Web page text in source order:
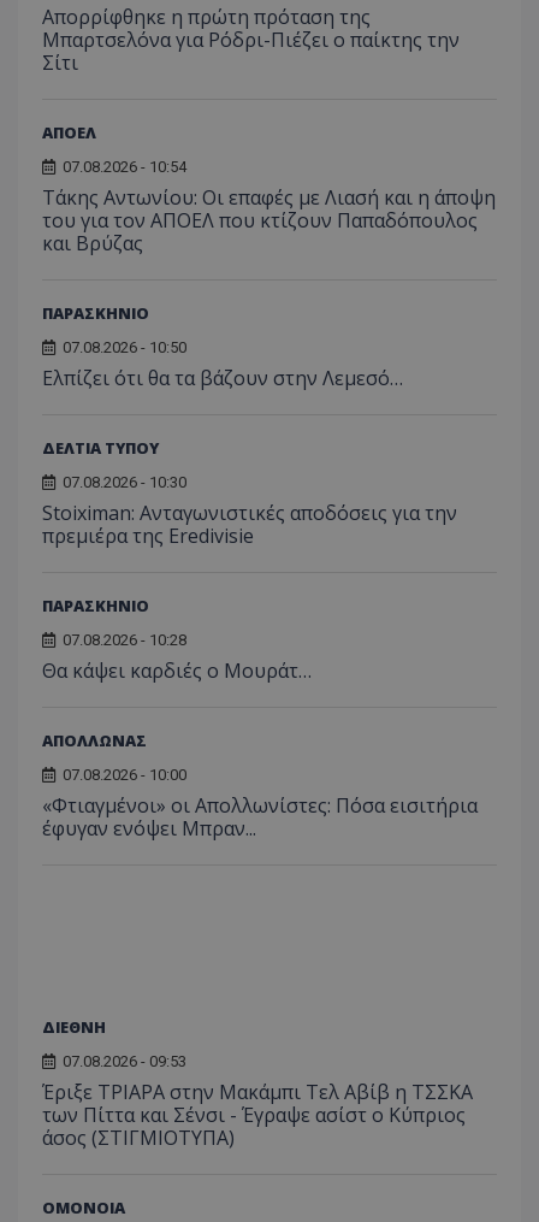
Απορρίφθηκε η πρώτη πρόταση της
Μπαρτσελόνα για Ρόδρι-Πιέζει ο παίκτης την
Σίτι
ΑΠΟΕΛ
07.08.2026 - 10:54
Τάκης Αντωνίου: Οι επαφές με Λιασή και η άποψη
του για τον ΑΠΟΕΛ που κτίζουν Παπαδόπουλος
και Βρύζας
ΠΑΡΑΣΚΗΝΙΟ
07.08.2026 - 10:50
Ελπίζει ότι θα τα βάζουν στην Λεμεσό…
ΔΕΛΤΙΑ ΤΥΠΟΥ
07.08.2026 - 10:30
Stoiximan: Ανταγωνιστικές αποδόσεις για την
πρεμιέρα της Eredivisie
ΠΑΡΑΣΚΗΝΙΟ
07.08.2026 - 10:28
Θα κάψει καρδιές ο Μουράτ…
ΑΠΟΛΛΩΝΑΣ
07.08.2026 - 10:00
«Φτιαγμένοι» οι Απολλωνίστες: Πόσα εισιτήρια
έφυγαν ενόψει Μπραν...
ΔΙΕΘΝΗ
07.08.2026 - 09:53
Έριξε ΤΡΙΑΡΑ στην Μακάμπι Τελ Αβίβ η ΤΣΣΚΑ
των Πίττα και Σένσι - Έγραψε ασίστ ο Κύπριος
άσος (ΣΤΙΓΜΙΟΤΥΠΑ)
ΟΜΟΝΟΙΑ